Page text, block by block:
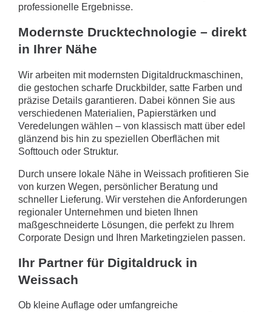
professionelle Ergebnisse.
Modernste Drucktechnologie – direkt
in Ihrer Nähe
Wir arbeiten mit modernsten Digitaldruckmaschinen,
die gestochen scharfe Druckbilder, satte Farben und
präzise Details garantieren. Dabei können Sie aus
verschiedenen Materialien, Papierstärken und
Veredelungen wählen – von klassisch matt über edel
glänzend bis hin zu speziellen Oberflächen mit
Softtouch oder Struktur.
Durch unsere lokale Nähe in Weissach profitieren Sie
von kurzen Wegen, persönlicher Beratung und
schneller Lieferung. Wir verstehen die Anforderungen
regionaler Unternehmen und bieten Ihnen
maßgeschneiderte Lösungen, die perfekt zu Ihrem
Corporate Design und Ihren Marketingzielen passen.
Ihr Partner für Digitaldruck in
Weissach
Ob kleine Auflage oder umfangreiche